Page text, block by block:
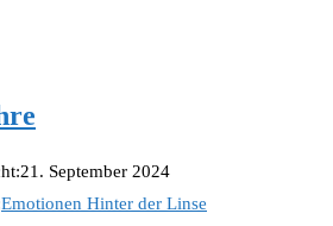
21. September 2024
Emotionen Hinter der Linse